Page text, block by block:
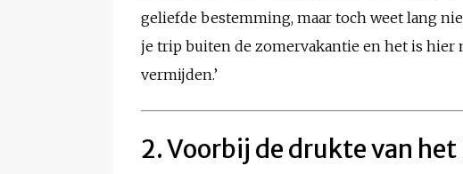
geliefde bestemming, maar toch weet lang
je trip buiten de zomervakantie en het is hier
vermijden.’
2. Voorbij de drukte van